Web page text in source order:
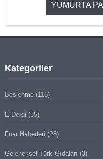
YUMURTA
Kategoriler
Beslenme(116)
E-Dergi (55)
Fuar Haberleri (28)
Geleneksel Türk Gıdaları (3)